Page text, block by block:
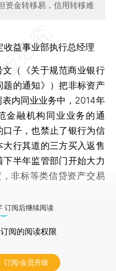
资金转移易，信用转移难
益事业部执行总经理
（《关于规范商业银行
的通知》）把非标资产
内同业业务中，2014年
金融机构同业业务的通
子，也禁止了银行为信
行其道的三方买入返售
半年监管部门开始大力
非标等类信贷资产交易
订阅后继续阅读
阅的阅读权限
订阅/会员升级